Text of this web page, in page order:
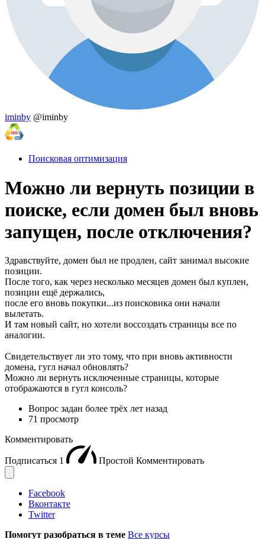
iminby @iminby
Поисковая оптимизация
Можно ли вернуть позиции в
поиске, если домен был вновь
запущен, после отключения?
Здравствуйте, домен был не продлен, сайт занимал высокие
позиции.
После того, как через несколько месяцев домен был куплен,
позиции ещё держались,
после его вновь покупки...из поисковика они начали
вылетать.
И там новый сайт, но хотели воссоздать страницы все по
аналогии.
Свидетельствует ли это тому, что при вновь активности
домена, гугл начал обновлять?
Можно ли вернуть исключенные страницы, которые
отображаются в гугл консоль?
Вопрос задан более трёх лет назад
71 просмотр
Комментировать
Подписаться 1 Простой Комментировать
Facebook
Вконтакте
Twitter
Помогут разобраться в теме Все курсы